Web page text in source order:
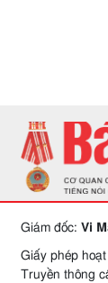
Giám đốc: Vi
Giấy phép
Truyền thông